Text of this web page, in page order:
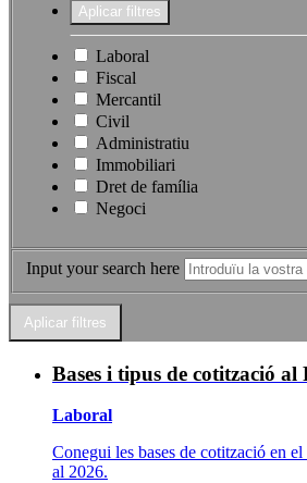
Laboral
Fiscal
Mercantil
Civil
Administratiu
Immobiliari
Dret de família
Negoci
Input your search here
Bases i tipus de cotització al
Laboral
Conegui les bases de cotització en
al 2026.